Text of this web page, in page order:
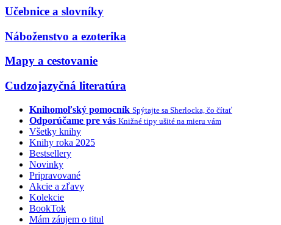
Učebnice a slovníky
Náboženstvo a ezoterika
Mapy a cestovanie
Cudzojazyčná literatúra
Knihomoľský pomocník Spýtajte sa Sherlocka, čo čítať
Odporúčame pre vás Knižné tipy ušité na mieru vám
Všetky knihy
Knihy roka 2025
Bestsellery
Novinky
Pripravované
Akcie a zľavy
Kolekcie
BookTok
Mám záujem o titul